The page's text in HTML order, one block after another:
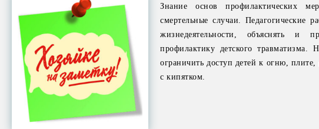
Знание основ профилактических
смертельные случаи. Педагогические
жизнедеятельности, объяснять и
профилактику детского
ограничить доступ детей к огню,
с кипятком.